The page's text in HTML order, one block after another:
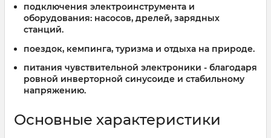
подключения электроинструмента и
оборудования: насосов, дрелей, зарядных
станций.
поездок, кемпинга, туризма и отдыха на природе.
питания чувствительной электроники - благодаря
ровной инверторной синусоиде и стабильному
напряжению.
Основные характеристики